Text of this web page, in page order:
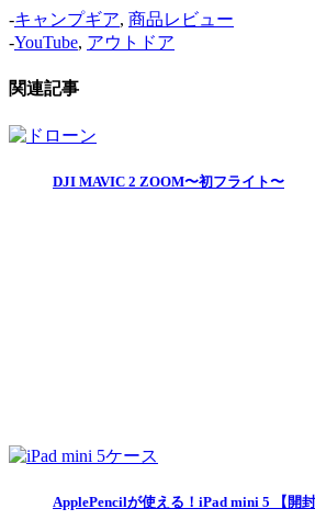
-キャンプギア, 商品レビュー
-YouTube, アウトドア
関連記事
DJI MAVIC 2 ZOOM〜初フライト〜
ApplePencilが使える！iPad mini 5 【開